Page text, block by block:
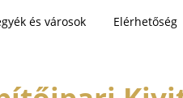
és városok Elérhetőség